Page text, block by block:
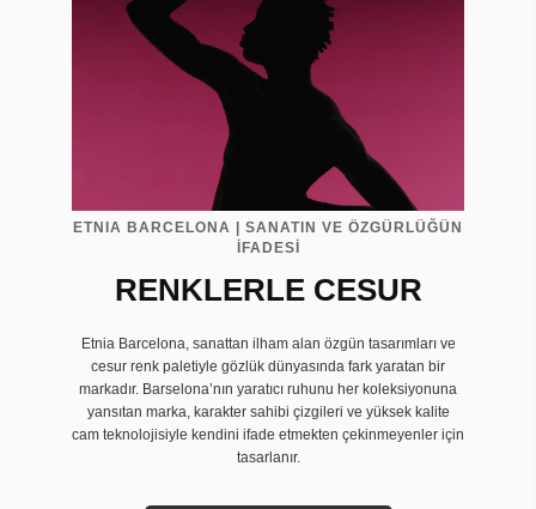
ETNIA BARCELONA | SANATIN VE ÖZGÜRLÜĞÜN
İFADESİ
RENKLERLE CESUR
Etnia Barcelona, sanattan ilham alan özgün tasarımları ve
cesur renk paletiyle gözlük dünyasında fark yaratan bir
markadır. Barselona’nın yaratıcı ruhunu her koleksiyonuna
yansıtan marka, karakter sahibi çizgileri ve yüksek kalite
cam teknolojisiyle kendini ifade etmekten çekinmeyenler için
tasarlanır.